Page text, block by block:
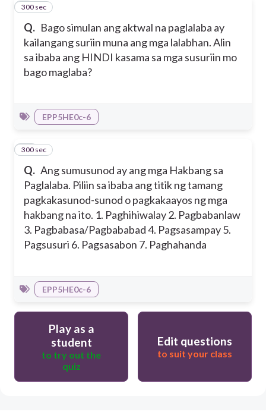
Q. Bago simulan ang aktwal na paglalaba ay
kailangang suriin muna ang mga lalabhan. Alin
sa ibaba ang HINDI kasama sa mga susuriin mo
bago maglaba?
9
300 sec
EPP5HE0c-6
Q. Ang sumusunod ay ang mga Hakbang sa
Paglalaba. Piliin sa ibaba ang titik ng tamang
pagkakasunod-sunod o pagkakaayos ng mga
hakbang na ito. 1. Paghihiwalay2. Pagbabanlaw
3. Pagbabasa/Pagbababad4. Pagsasampay5.
Pagsusuri 6. Pagsasabon 7. Paghahanda
10
300 sec
EPP5HE0c-6
Play as a
student
to try out the
quiz
Edit questions
to suit your class